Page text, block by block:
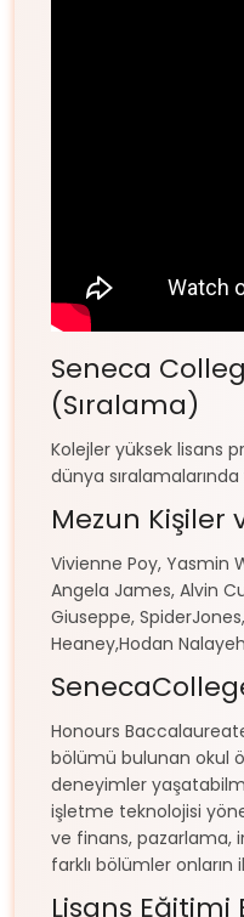
Seneca
(Sıralama)
Kolejler yüksek lisans
dünya
Mezun Kişiler
Vivienne Poy, Yasmin
Angela James, Alvin
Giuseppe,
Heaney,Hodan
Honours
bölümü bulunan okul
deneyimler
işletme teknolojisi
ve finans, pazarlama,
farklı bölümler
Lisans